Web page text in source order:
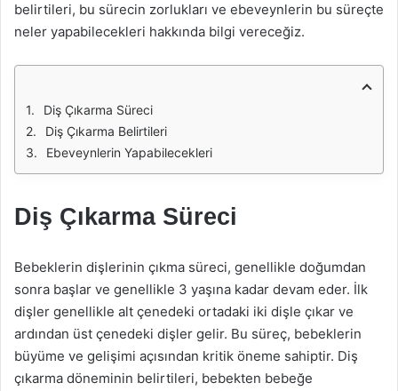
belirtileri, bu sürecin zorlukları ve ebeveynlerin bu süreçte
neler yapabilecekleri hakkında bilgi vereceğiz.
Diş Çıkarma Süreci
Diş Çıkarma Belirtileri
Ebeveynlerin Yapabilecekleri
Diş Çıkarma Süreci
Bebeklerin dişlerinin çıkma süreci, genellikle doğumdan
sonra başlar ve genellikle 3 yaşına kadar devam eder. İlk
dişler genellikle alt çenedeki ortadaki iki dişle çıkar ve
ardından üst çenedeki dişler gelir. Bu süreç, bebeklerin
büyüme ve gelişimi açısından kritik öneme sahiptir. Diş
çıkarma döneminin belirtileri, bebekten bebeğe